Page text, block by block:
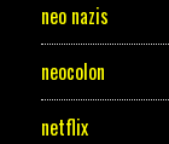
neo nazis
neocolon
netflix